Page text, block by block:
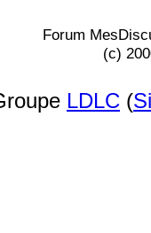
Forum
(c)
LDLC (